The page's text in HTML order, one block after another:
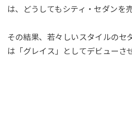
は、どうしてもシティ・セダンを
その結果、若々しいスタイルのセ
は「グレイス」としてデビューさ